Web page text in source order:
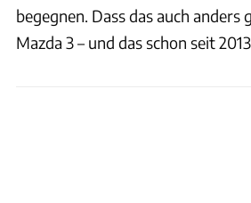
begegnen. Dass das auch anders
Mazda 3 – und das schon seit